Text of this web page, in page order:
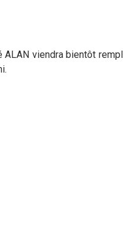
ALAN viendra bientôt